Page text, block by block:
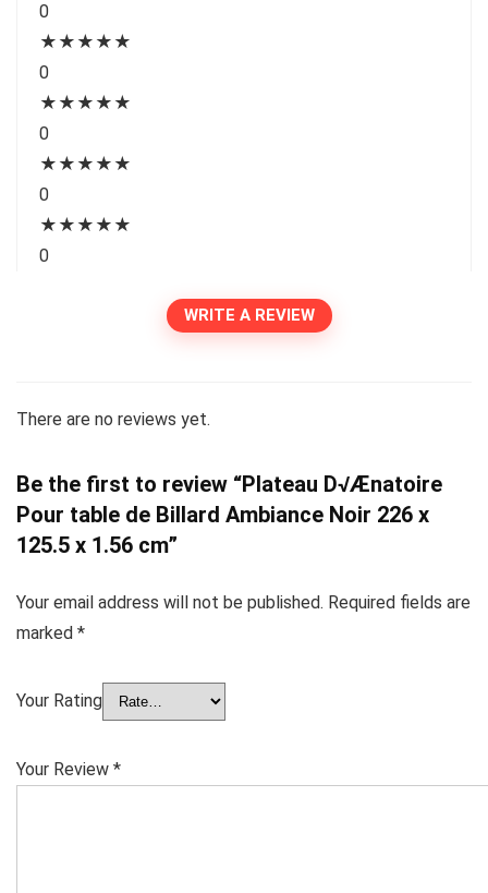
0
★ ★ ★ ★ ★
0
★ ★ ★ ★ ★
0
★ ★ ★ ★ ★
0
★ ★ ★ ★ ★
0
WRITE A REVIEW
There are no reviews yet.
Be the first to review “Plateau D√Ænatoire
Pour table de Billard Ambiance Noir 226 x
125.5 x 1.56 cm”
Your email address will not be published. Required fields are
marked *
Your Rating
Your Review *